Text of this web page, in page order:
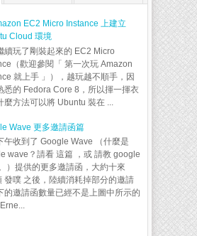
EC2 Micro Instance 上建立
Cloud 環境
續玩了剛裝起來的 EC2 Micro
（歡迎參閱「 第一次玩 Amazon
就上手 」），越玩越不順手，因
悉的 Fedora Core 8，所以揮一揮衣
方法可以將 Ubuntu 裝在 ...
Wave 更多邀請函篇
午收到了 Google Wave （什麼是
wave？請看 這篇 ，或 請教 google
）提供的更多邀請函，大約十來
發噗 之後，陸續消耗掉部分的邀請
的邀請函數量已經不是上圖中所示的